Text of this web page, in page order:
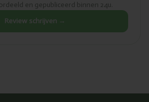
en gepubliceerd binnen 24u.
Review schrijven →